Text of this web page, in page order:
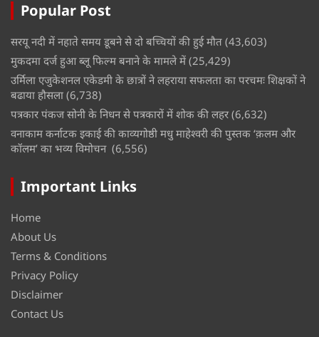
Popular Post
सरयू नदी में नहाते समय डूबने से दो बच्चियों की हुई मौत (43,603)
मुकदमा दर्ज हुआ ब्लू फिल्म बनाने के मामले में (25,429)
उर्मिला एजुकेशनल एकेडमी के छात्रों ने लहराया सफलता का परचमः शिक्षकों ने
बढाया हौसला (6,738)
पत्रकार पंकज सोनी के निधन से पत्रकारों में शोक की लहर (6,632)
वनाकाम कर्नाटक इकाई की काव्यगोष्ठी मधु माहेश्वरी की पुस्तक ‘क़लम और
कॉलम’ का भव्य विमोचन (6,556)
Important Links
Home
About Us
Terms & Conditions
Privacy Policy
Disclaimer
Contact Us